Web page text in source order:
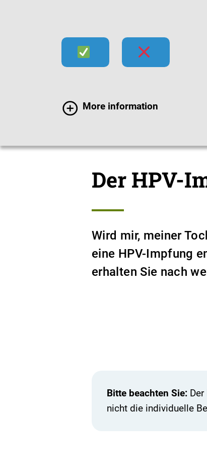
More information
Impfchecks
Der HPV-
Wird mir, meiner
eine HPV-Impfung
erhalten Sie nach
Bitte beachten Sie:
nicht die individuelle